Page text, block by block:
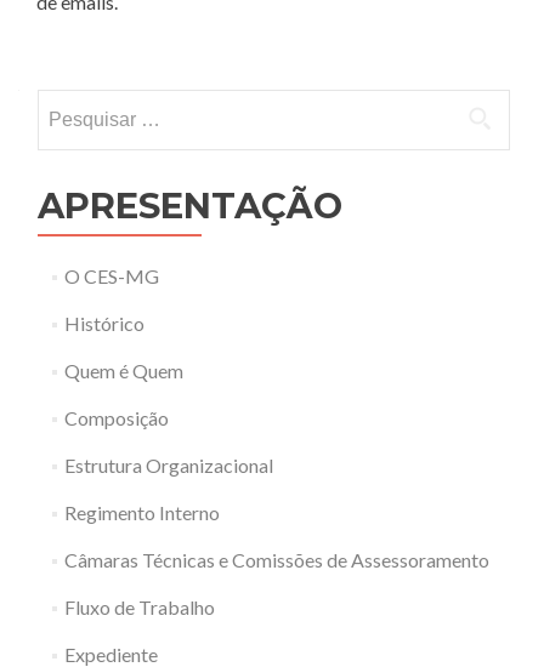
APRESENTAÇÃO
O CES-MG
Histórico
Quem é Quem
Composição
Estrutura Organizacional
Regimento Interno
Câmaras Técnicas e Comissões de Assessoramento
Fluxo de Trabalho
Expediente